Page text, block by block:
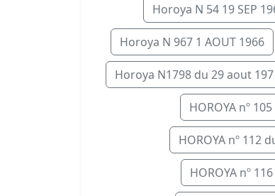
Horoya N 54 19 SEP
Horoya N 967 1 AOUT 1966
Horoya N1798 du 29 aout
HOROYA nº
HOROYA nº 112
HOROYA nº